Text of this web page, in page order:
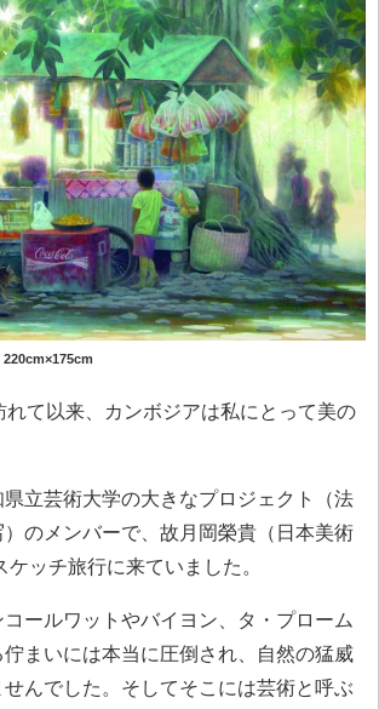
て以来、カンボジアは私にとって美の
立芸術大学の大きなプロジェクト（法
のメンバーで、故月岡榮貴（日本美術
ケッチ旅行に来ていました。
ールワットやバイヨン、タ・プローム
まいには本当に圧倒され、自然の猛威
んでした。そしてそこには芸術と呼ぶ